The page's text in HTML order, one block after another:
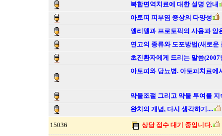
복합면역치료에 대한 설명 안내
아토피 피부염 증상의 다양성
엘리델과 프로토픽의 사용과 암
연고의 종류와 도포방법(새로운
초진환자에게 드리는 말씀
아토피와 당뇨병. 아토피치료에
약물조절 그리고 약물 투여를
완치의 개념, 다시 생각하기....
15036 상담 접수 대기 중입니다.